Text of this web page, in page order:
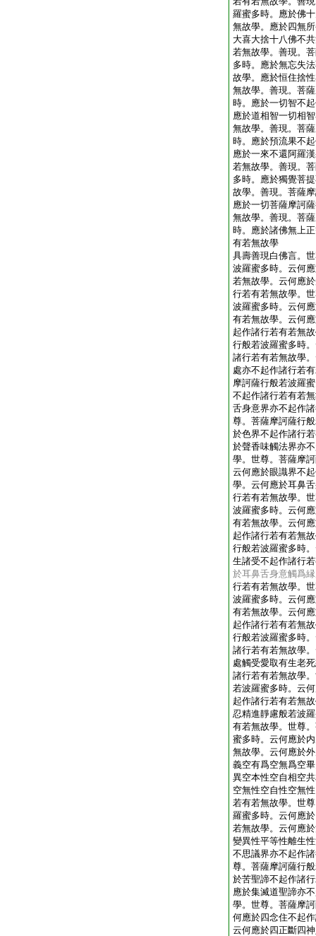
羅蜜多時。應於佛
無故學。應於四無
大喜大捨十八佛不
若無故學。善現。
多時。應於無忘失
故學。應於恒住捨
無故學。善現。菩
時。應於一切智不
應於道相智一切相
無故學。善現。菩
時。應於預流果不
應於一來不還阿羅
若無故學。善現。
多時。應於獨覺菩
故學。善現。菩薩
應於一切菩薩摩訶
無故學。善現。菩
時。應於諸佛無上
有若無故學
具壽善現白佛言。
波羅蜜多時。云何
若無故學。云何應
行若有若無故學。
波羅蜜多時。云何
有若無故學。云何
起作諸行若有若無
行般若波羅蜜多時
諸行若有若無故學
處亦不起作諸行若
摩訶薩行般若波羅
不起作諸行若有若
舌身意界亦不起作
尊。菩薩摩訶薩行
於色界不起作諸行
於聲香味觸法界亦
學。世尊。菩薩摩
云何應於眼識界不
學。云何應於耳鼻
行若有若無故學。
波羅蜜多時。云何
有若無故學。云何
起作諸行若有若無
行般若波羅蜜多時
生諸受不起作諸行
於耳鼻舌身意觸爲
行若有若無故學。
波羅蜜多時。云何
有若無故學。云何
起作諸行若有若無
行般若波羅蜜多時
諸行若有若無故學
處觸受愛取有生老
諸行若有若無故學
若波羅蜜多時。云
起作諸行若有若無
忍精進靜慮般若波
有若無故學。世尊
蜜多時。云何應於
無故學。云何應於
義空有爲空無爲空
異空本性空自相空
空無性空自性空無
若有若無故學。世
羅蜜多時。云何應
若無故學。云何應
變異性平等性離生
不思議界亦不起作
尊。菩薩摩訶薩行
於苦聖諦不起作諸
應於集滅道聖諦亦
學。世尊。菩薩摩
何應於四念住不起
云何應於四正斷四